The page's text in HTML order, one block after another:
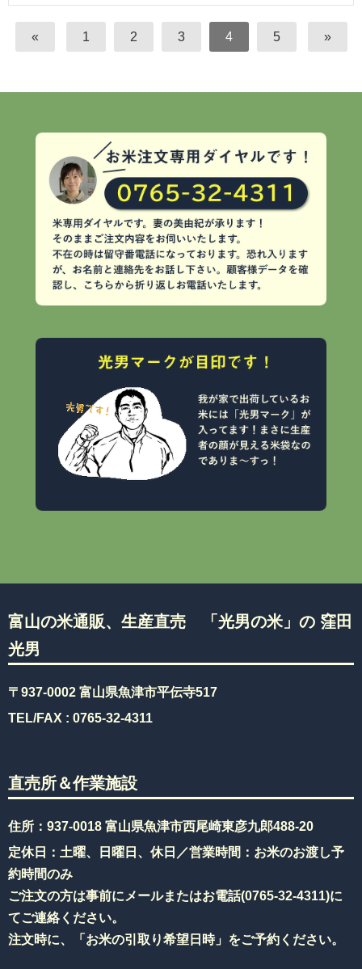
« 1 2 3 4 5 »
富山の米通販、生産直売 「光男の米」の 窪田
光男
〒937-0002 富山県魚津市平伝寺517
TEL/FAX : 0765-32-4311
直売所＆作業施設
住所：937-0018 富山県魚津市西尾崎東彦九郎488-20
定休日：土曜、日曜日、休日／営業時間：お米のお渡し予
約時間のみ
ご注文の方は事前にメールまたはお電話(0765-32-4311)に
てご連絡ください。
注文時に、「お米の引取り希望日時」をご予約ください。